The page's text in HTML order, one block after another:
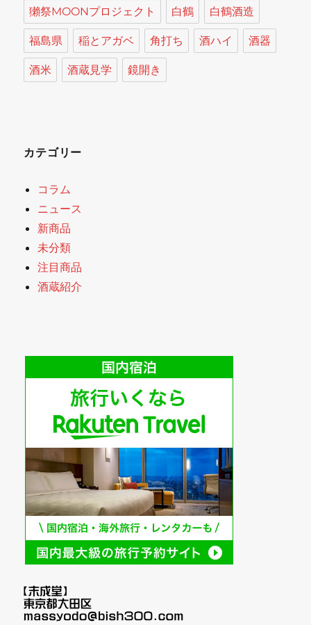
獺祭MOONプロジェクト 白鶴 白鶴酒造
福島県 稲とアガベ 角打ち 酒ハイ 酒器
酒米 酒蔵見学 鏡開き
カテゴリー
コラム
ニュース
新商品
未分類
注目商品
酒蔵紹介